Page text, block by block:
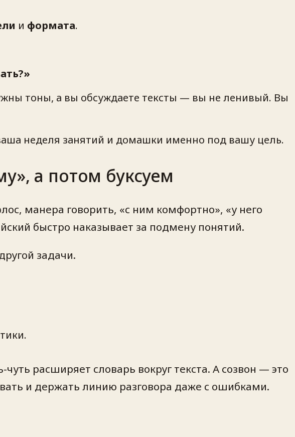
и формата.
тоны, а вы обсуждаете тексты — вы не ленивый. Вы
неделя занятий и домашки именно под вашу цель.
а потом буксуем
манера говорить, «с ним комфортно», «у него
быстро наказывает за подмену понятий.
задачи.
расширяет словарь вокруг текста. А созвон — это
и держать линию разговора даже с ошибками.